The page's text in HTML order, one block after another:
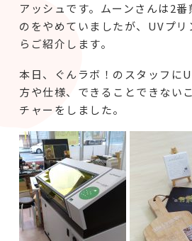
アッシュです。ムーンさんは2番
のをやめていましたが、UVプリ
らご紹介します。
本日、ぐんラボ！のスタッフに
方や仕様、できることできない
チャーをしました。